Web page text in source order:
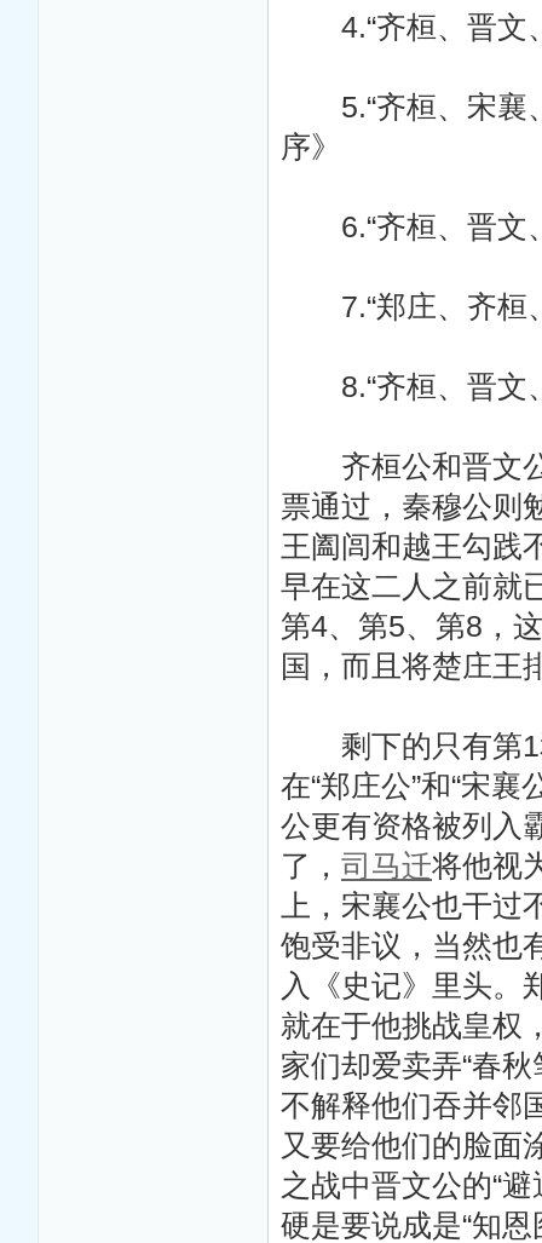
4.“齐桓、晋文
5.“齐桓、宋襄
序》
6.“齐桓、晋文
7.“郑庄、齐桓
8.“齐桓、晋文
齐桓公和晋文公
票通过，秦穆公则
王阖闾和越王勾践
早在这二人之前就
第4、第5、第8，
国，而且将楚庄王
剩下的只有第1
在“郑庄公”和“宋
公更有资格被列入
了， 司马迁将他视
上，宋襄公也干
饱受非议，当然也
入《史记》里头。
就在于他挑战皇权
家们却爱卖弄“春
不解释他们吞并邻
又要给他们的脸面
之战中晋文公的“
硬是要说成是“知